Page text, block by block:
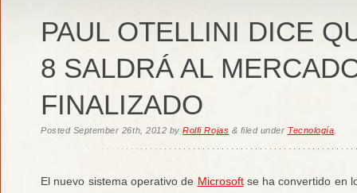
PAUL OTELLINI DICE
8 SALDRÁ AL
FINALIZADO
Posted September 26th, 2012 byRolfi Rojas & filed under Tecnología
El nuevo sistema operativo de Microsoftse ha convertido en